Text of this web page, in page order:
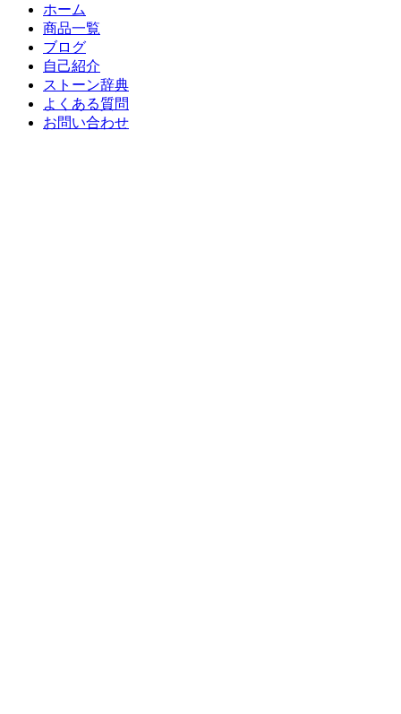
ホーム
商品一覧
ブログ
自己紹介
ストーン辞典
よくある質問
お問い合わせ